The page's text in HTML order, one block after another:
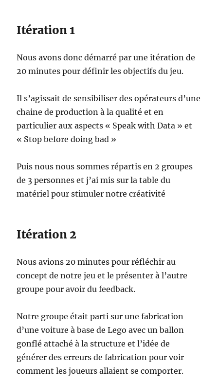
Itération 1
Nous avons donc démarré par une itération de
20 minutes pour définir les objectifs du jeu.
Il s’agissait de sensibiliser des opérateurs d’une
chaine de production à la qualité et en
particulier aux aspects « Speak with Data » et
« Stop before doing bad »
Puis nous nous sommes répartis en 2 groupes
de 3 personnes et j’ai mis sur la table du
matériel pour stimuler notre créativité
Itération 2
Nous avions 20 minutes pour réfléchir au
concept de notre jeu et le présenter à l’autre
groupe pour avoir du feedback.
Notre groupe était parti sur une fabrication
d’une voiture à base de Lego avec un ballon
gonflé attaché à la structure et l’idée de
générer des erreurs de fabrication pour voir
comment les joueurs allaient se comporter.